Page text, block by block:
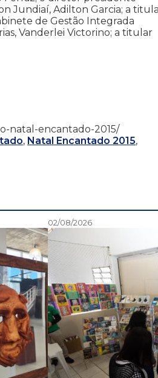
Jundiaí, Adilton Garcia; a
de Gestão Integrada
Vanderlei Victorino; a titular
natal-encantado-2015/
, Natal Encantado 2015,
02/08/2026